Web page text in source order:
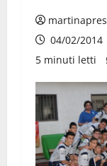
04/02/2014
5 minuti letti